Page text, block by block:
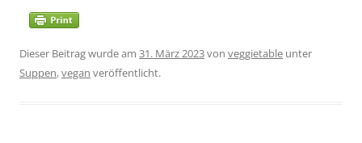
Dieser Beitrag wurde am 31. März 2023von veggietable unter
Suppen,vegan veröffentlicht.